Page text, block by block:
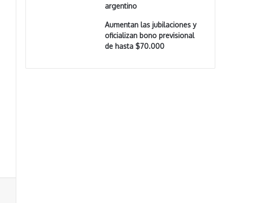
argentino
Aumentan las jubilaciones y
oficializan bono previsional
de hasta $70.000